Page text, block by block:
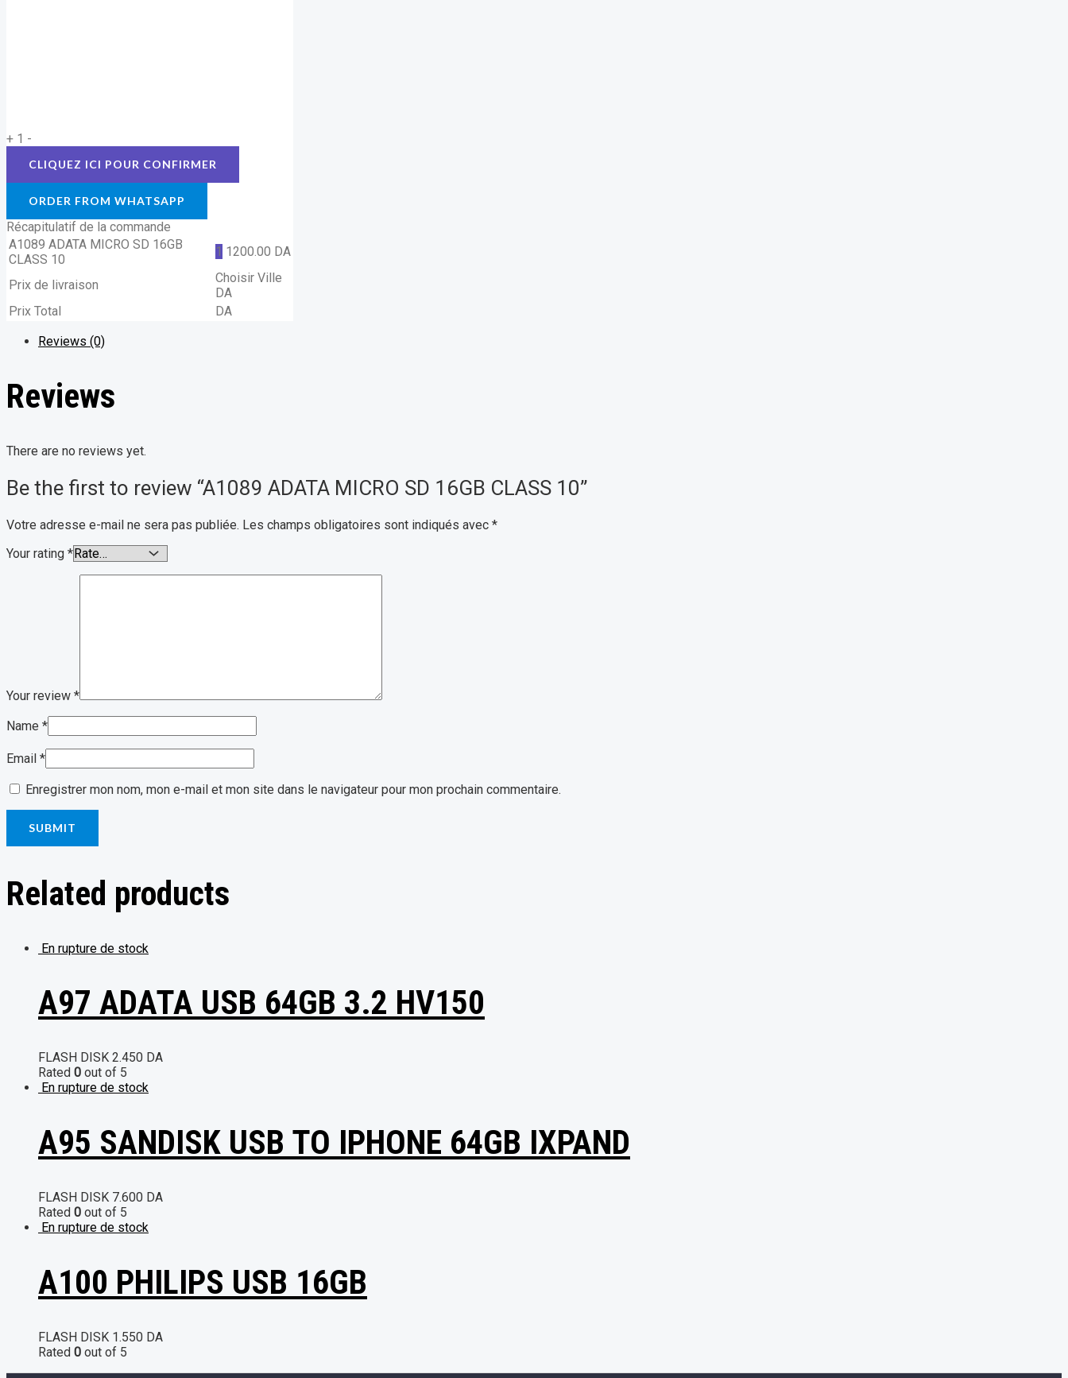
+ 1 -
ORDER FROM WHATSAPP
Récapitulatif de la commande
A1089 ADATA MICRO SD 16GB
CLASS 10
1 1200.00 DA
Prix de livraison
Choisir Ville
DA
Prix Total
DA
Reviews (0)
Reviews
There are no reviews yet.
Be the first to review “A1089 ADATA MICRO SD 16GB CLASS 10”
Votre adresse e-mail ne sera pas publiée. Les champs obligatoires sont indiqués avec *
Your rating *
Your review *
Name *
Email *
Enregistrer mon nom, mon e-mail et mon site dans le navigateur pour mon prochain commentaire.
Related products
En rupture de stock
A97 ADATA USB 64GB 3.2 HV150
FLASH DISK 2.450 DA
Rated 0 out of 5
En rupture de stock
A95 SANDISK USB TO IPHONE 64GB IXPAND
FLASH DISK 7.600 DA
Rated 0 out of 5
En rupture de stock
A100 PHILIPS USB 16GB
FLASH DISK 1.550 DA
Rated 0 out of 5